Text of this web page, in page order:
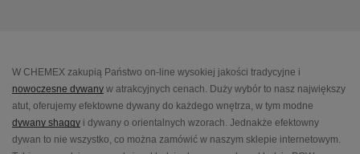
W CHEMEX zakupią Państwo on-line wysokiej jakości tradycyjne i
nowoczesne dywany w atrakcyjnych cenach. Duży wybór to nasz największy
atut, oferujemy efektowne dywany do każdego wnętrza, w tym modne
dywany shaggy i dywany o orientalnych wzorach. Jednakże efektowny
dywan to nie wszystko, co można zamówić w naszym sklepie internetowym.